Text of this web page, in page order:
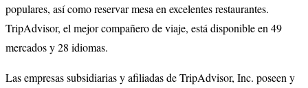
populares, así como reservar mesa en excelentes restaurantes.
TripAdvisor, el mejor compañero de viaje, está disponible en 49
mercados y 28 idiomas.
Las empresas subsidiarias y afiliadas de TripAdvisor, Inc. poseen y